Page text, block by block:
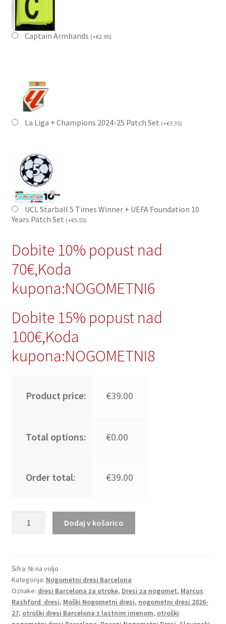
Captain Armbands (+€2.95)
La Liga + Champions 2024-25 Patch Set (+€3.35)
UCL Starball 5 Times Winner + UEFA Foundation 10
Years Patch Set (+€5.55)
Dobite 10% popust nad
70€,Koda
kupona:NOGOMETNI6
Dobite 15% popust nad
100€,Koda
kupona:NOGOMETNI8
Product price: €39.00
Total options: €0.00
Order total: €39.00
FC
Barcelona
2026-
27
Marcus
Dodaj v košarico
Šifra: Ni na voljo
Kategorija: Nogometni dresi Barcelona
Oznake: dresi Barcelona za otroke, Dresi za nogomet, Marcus
Rashford dresi, Moški Nogometni dresi, nogometni dresi 2026-
27, otroški dresi Barcelona z lastnim imenom, otroški